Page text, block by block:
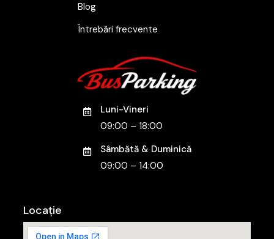
Blog
Întrebări frecvente
Luni-Vineri
09:00 – 18:00
Sâmbătă & Duminică
09:00 – 14:00
Locație